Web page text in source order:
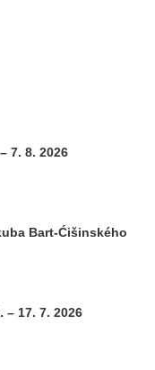
7. 8. 2026
Bart-Ćišinského
– 17. 7. 2026